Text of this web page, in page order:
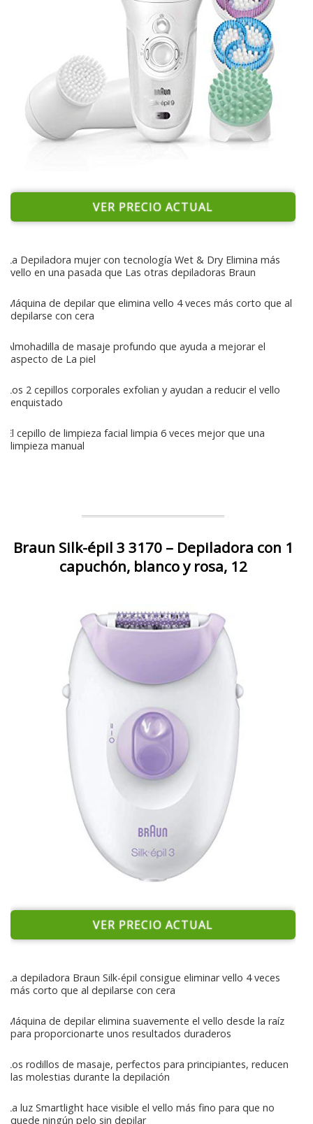
VER PRECIO ACTUAL
La Depiladora mujer con tecnología Wet & Dry Elimina más
vello en una pasada que Las otras depiladoras Braun
Máquina de depilar que elimina vello 4 veces más corto que al
depilarse con cera
Almohadilla de masaje profundo que ayuda a mejorar el
aspecto de La piel
Los 2 cepillos corporales exfolian y ayudan a reducir el vello
enquistado
El cepillo de limpieza facial limpia 6 veces mejor que una
limpieza manual
Braun Silk-épil 3 3170 – Depiladora con 1
capuchón, blanco y rosa, 12
VER PRECIO ACTUAL
La depiladora Braun Silk-épil consigue eliminar vello 4 veces
más corto que al depilarse con cera
Máquina de depilar elimina suavemente el vello desde la raíz
para proporcionarte unos resultados duraderos
Los rodillos de masaje, perfectos para principiantes, reducen
las molestias durante la depilación
La luz Smartlight hace visible el vello más fino para que no
quede ningún pelo sin depilar